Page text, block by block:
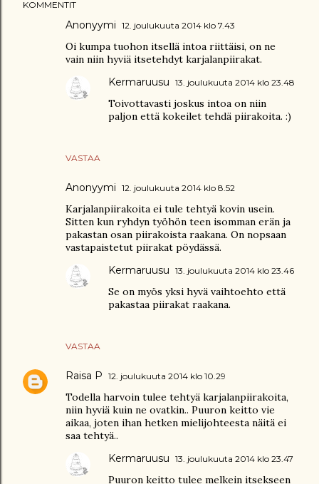
KOMMENTIT
Anonyymi 12. joulukuuta 2014 klo 7.43
Oi kumpa tuohon itsellä intoa riittäisi, on ne
vain niin hyviä itsetehdyt karjalanpiirakat.
VASTAA
Kermaruusu 13. joulukuuta 2014 klo 23.48
Toivottavasti joskus intoa on niin
paljon että kokeilet tehdä piirakoita. :)
Anonyymi 12. joulukuuta 2014 klo 8.52
Karjalanpiirakoita ei tule tehtyä kovin usein.
Sitten kun ryhdyn työhön teen isomman erän ja
pakastan osan piirakoista raakana. On nopsaan
vastapaistetut piirakat pöydässä.
VASTAA
Kermaruusu 13. joulukuuta 2014 klo 23.46
Se on myös yksi hyvä vaihtoehto että
pakastaa piirakat raakana.
Raisa P 12. joulukuuta 2014 klo 10.29
Todella harvoin tulee tehtyä karjalanpiirakoita,
niin hyviä kuin ne ovatkin.. Puuron keitto vie
aikaa, joten ihan hetken mielijohteesta näitä ei
saa tehtyä..
Kermaruusu 13. joulukuuta 2014 klo 23.47
Puuron keitto tulee melkein itsekseen